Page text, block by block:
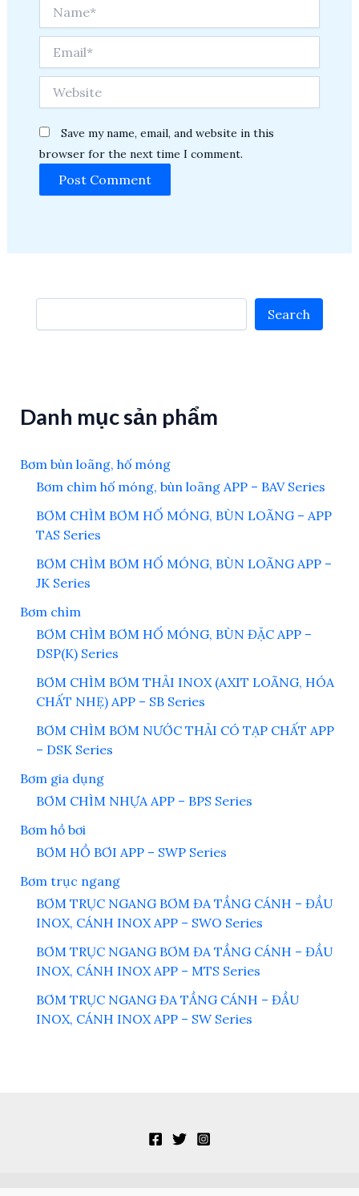
Save my name, email, and website in this
browser for the next time I comment.
Search
Search
Danh mục sản phẩm
Bơm bùn loãng, hố móng
Bơm chìm hố móng, bùn loãng APP – BAV Series
BƠM CHÌM BƠM HỐ MÓNG, BÙN LOÃNG – APP
TAS Series
BƠM CHÌM BƠM HỐ MÓNG, BÙN LOÃNG APP –
JK Series
Bơm chìm
BƠM CHÌM BƠM HỐ MÓNG, BÙN ĐẶC APP –
DSP(K) Series
BƠM CHÌM BƠM THẢI INOX (AXIT LOÃNG, HÓA
CHẤT NHẸ) APP – SB Series
BƠM CHÌM BƠM NƯỚC THẢI CÓ TẠP CHẤT APP
– DSK Series
Bơm gia dụng
BƠM CHÌM NHỰA APP – BPS Series
Bơm hồ bơi
BƠM HỒ BƠI APP – SWP Series
Bơm trục ngang
BƠM TRỤC NGANG BƠM ĐA TẦNG CÁNH – ĐẦU
INOX, CÁNH INOX APP – SWO Series
BƠM TRỤC NGANG BƠM ĐA TẦNG CÁNH – ĐẦU
INOX, CÁNH INOX APP – MTS Series
BƠM TRỤC NGANG ĐA TẦNG CÁNH – ĐẦU
INOX, CÁNH INOX APP – SW Series